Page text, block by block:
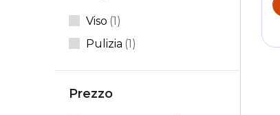
Viso 1Elemento
Pulizia 1Elemento
Prezzo